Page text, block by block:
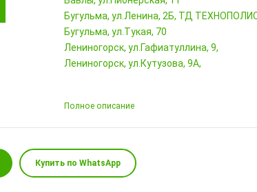
Бугульма, ул.Ленина, 2Б, ТД
Бугульма, ул.Тукая, 70
Лениногорск, ул.Гафиатуллина, 9,
Лениногорск, ул.Кутузова, 9А,
Полное описание
Купить по WhatsApp